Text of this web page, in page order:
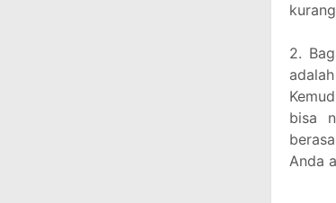
2.
bisa
Anda